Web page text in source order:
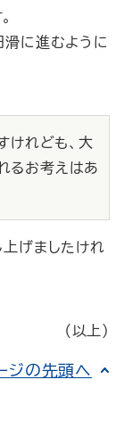
滑に進むように
けれども、大
るお考えはあ
上げましたけれ
（以上）
ジの先頭へ